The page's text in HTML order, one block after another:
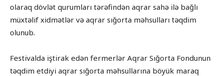
olaraq dövlət qurumları tərəfindən aqrar sahə ilə bağlı
müxtəlif xidmətlər və aqrar sığorta məhsulları təqdim
olunub.
Festivalda iştirak edən fermerlər Aqrar Sığorta Fondunun
təqdim etdiyi aqrar sığorta məhsullarına böyük maraq